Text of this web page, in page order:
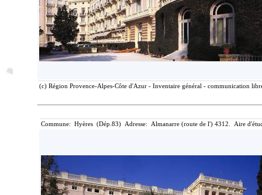
(c) Région Provence-Alpes-Côte d'Azur - Inventaire général - communication
Commune: Hyères (Dép.83) Adresse: Almanarre (route de l') 4312. Aire